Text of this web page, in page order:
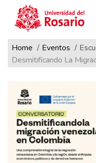
Pasar al contenido principal
Ruta de
Home Eventos
Desmitificando La